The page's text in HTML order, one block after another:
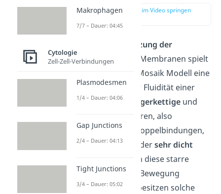
zur Stelle im Video springen
Zusammensetzung der
Fettsäurenin den Membranen spielt
nach dem Flüssig Mosaik Modell eine
große Rolle bei der Fluidität einer
Zellmembran.
Längerkettige und
Fettsäuren, also
Fettsäuren ohne Doppelbindungen,
liegen nebeneinandersehr dicht
vor. Durch diese starre
Struktur ist wenig Bewegung
möglich. Deshalb besitzen solche
Makrophagen
7/7 – Dauer: 04:45
Cytologie
Zell-Zell-Verbindungen
Plasmodesmen
1/4 – Dauer: 04:06
Gap Junctions
2/4 – Dauer: 04:13
Tight Junctions
3/4 – Dauer: 05:02